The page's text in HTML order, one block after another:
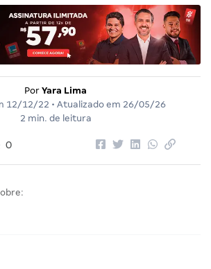
Por Yara Lima
12/12/22 • Atualizado em 26/05/26
2 min. de leitura
0